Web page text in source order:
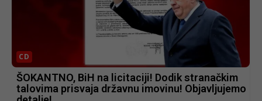
CD
ŠOKANTNO, BiH na licitaciji! Dodik stranačkim
talovima prisvaja državnu imovinu! Objavljujemo